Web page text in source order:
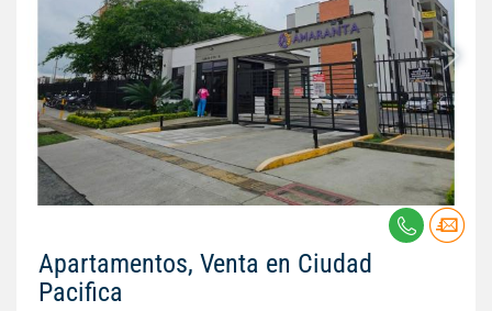
Apartamentos, Venta en Ciudad
Pacifica